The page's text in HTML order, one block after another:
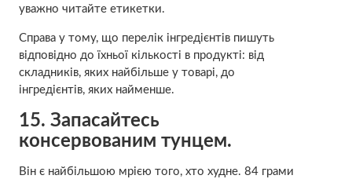
уважно читайте етикетки.
Справа у тому, що перелік інгредієнтів пишуть
відповідно до їхньої кількості в продукті: від
складників, яких найбільше у товарі, до
інгредієнтів, яких найменше.
15. Запасайтесь
консервованим тунцем.
Він є найбільшою мрією того, хто худне. 84 грами